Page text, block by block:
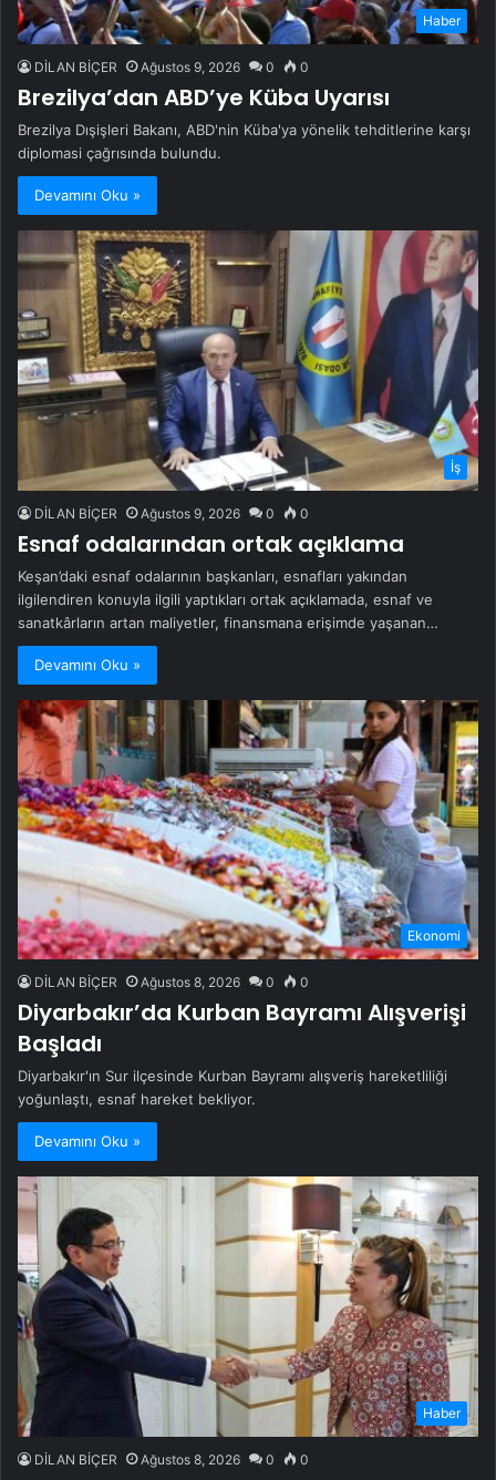
Haber
DİLAN BİÇER Ağustos 9, 2026 0 0
Brezilya’dan ABD’ye Küba Uyarısı
Brezilya Dışişleri Bakanı, ABD'nin Küba'ya yönelik tehditlerine karşı
diplomasi çağrısında bulundu.
Devamını Oku »
İş
DİLAN BİÇER Ağustos 9, 2026 0 0
Esnaf odalarından ortak açıklama
Keşan’daki esnaf odalarının başkanları, esnafları yakından
ilgilendiren konuyla ilgili yaptıkları ortak açıklamada, esnaf ve
sanatkârların artan maliyetler, finansmana erişimde yaşanan…
Devamını Oku »
Ekonomi
DİLAN BİÇER Ağustos 8, 2026 0 0
Diyarbakır’da Kurban Bayramı Alışverişi
Başladı
Diyarbakır'ın Sur ilçesinde Kurban Bayramı alışveriş hareketliliği
yoğunlaştı, esnaf hareket bekliyor.
Devamını Oku »
Haber
DİLAN BİÇER Ağustos 8, 2026 0 0